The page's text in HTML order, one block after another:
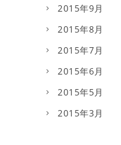
2015年9月
2015年8月
2015年7月
2015年6月
2015年5月
2015年3月